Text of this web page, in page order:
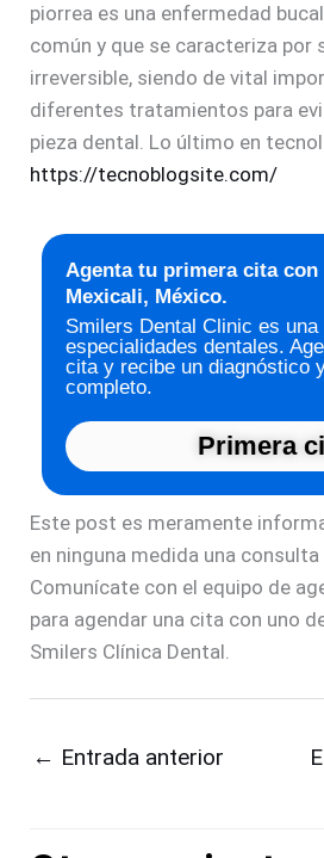
piorrea es una enfermedad
común y que se caracteriza por
irreversible, siendo de vital
diferentes tratamientos para
pieza dental. Lo último en
https://tecnoblogsite.com/
Agenta tu primera cita
Mexicali, México.
Smilers Dental Clinic es
especialidades dentales.
cita y recibe un diagnóstico
completo.
Primera
Este post es meramente
en ninguna medida una
Comunícate con el equipo de
para agendar una cita con uno
Smilers Clínica Dental.
← Entrada anterior